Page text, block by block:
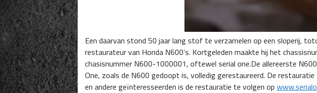
Een daarvan stond 50 jaar lang stof te verzamelen op een sloperij,
restaurateur van Honda N600’s. Kortgeleden maakte hij het
chasisnummer N600-1000001, oftewel serial one.De allereerste
One, zoals de N600 gedoopt is, volledig gerestaureerd. De
en andere geïnteresseerden is de restauratie te volgen op